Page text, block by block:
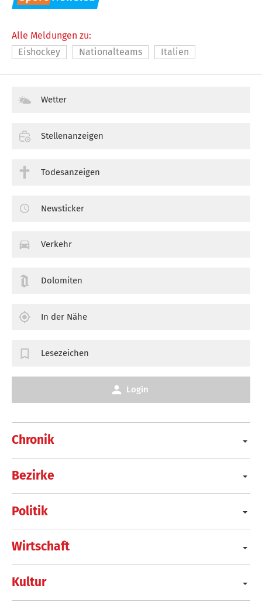
Alle Meldungen zu:
Eishockey
Nationalteams Italien
Chronik
Bezirke
Politik
Wirtschaft
Kultur
Wetter
Stellenanzeigen
Todesanzeigen
Newsticker
Verkehr
Dolomiten
In der Nähe
Lesezeichen
Login